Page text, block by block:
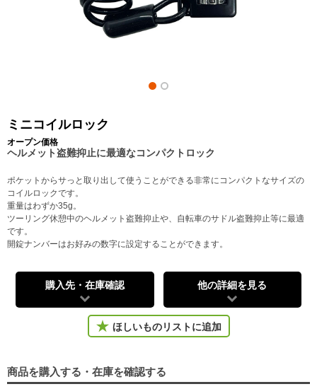
ミニコイルロック
オープン価格
ヘルメット盗難抑止に最適なコンパクトロック
ポケットからサっと取り出して使うことができる非常にコンパクトなサイズの
コイルロックです。
重量はわずか35g。
ツーリング休憩中のヘルメット盗難抑止や、自転車のサドル盗難抑止等に最適
です。
開錠ナンバーはお好みの数字に設定することができます。
購入先・在庫確認 他の詳細を見る
ほしいものリストに追加
商品を購入する・在庫を確認する